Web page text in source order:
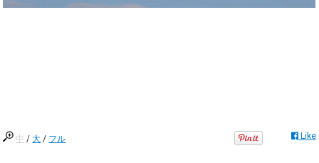
中 /大 / フル Like